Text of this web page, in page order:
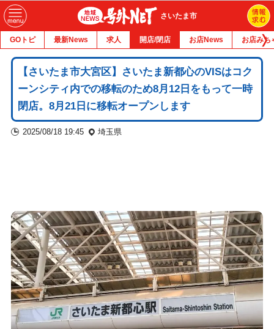
さいたま市
GOトピ 最新News 求人 開店/閉店 お店News お店みち
【さいたま市大宮区】さいたま新都心のVISはコク
ーンシティ内での移転のため8月12日をもって一時
閉店。8月21日に移転オープンします
2025/08/18 19:45 埼玉県